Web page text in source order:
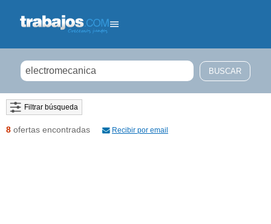
Filtrar búsqueda
8 ofertas encontradas Recibir por email